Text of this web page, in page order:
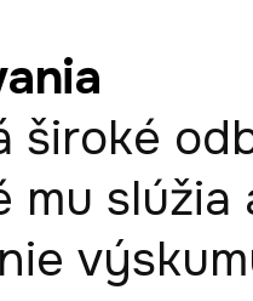
široké
mu slúžia